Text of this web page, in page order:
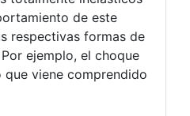
de este
respectivas formas de
ejemplo, el choque
viene comprendido